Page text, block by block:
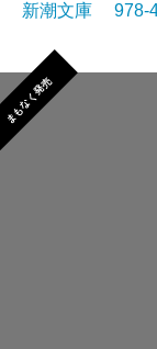
新潮文庫 978-
まもなく発売